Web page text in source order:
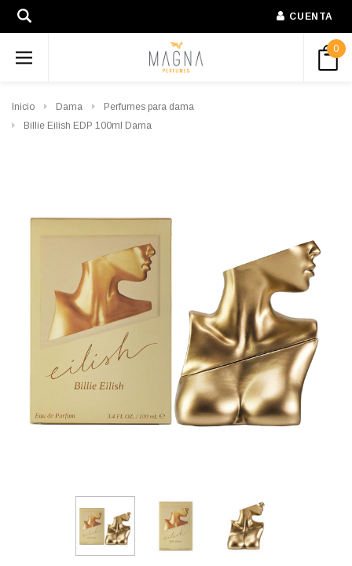
CUENTA
0
Inicio Dama
Perfumes para dama
Billie Eilish EDP 100ml Dama